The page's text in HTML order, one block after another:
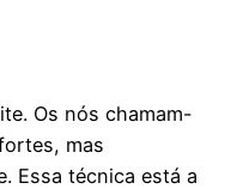
Os nós chamam-
mas
Essa técnica está a